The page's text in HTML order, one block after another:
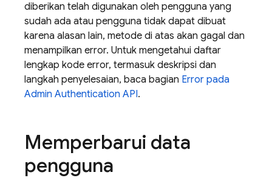
diberikan telah digunakan oleh pengguna yang
sudah ada atau pengguna tidak dapat dibuat
karena alasan lain, metode di atas akan gagal dan
menampilkan error. Untuk mengetahui daftar
lengkap kode error, termasuk deskripsi dan
langkah penyelesaian, baca bagian Error pada
Admin Authentication API.
Memperbarui data
pengguna